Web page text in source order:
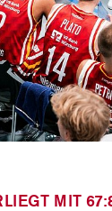
MIT